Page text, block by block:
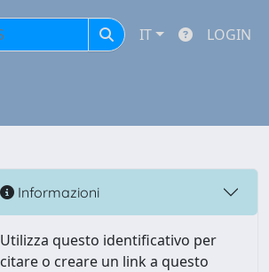
IT LOGIN
Informazioni
Utilizza questo identificativo per
citare o creare un link a questo